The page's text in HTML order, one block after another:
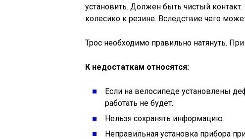
установить. Должен быть чистый
колесико к резине. Вследствие чего
Трос необходимо правильно натянуть.
К недостаткам относятся:
Если на велосипеде установлены
работать не будет.
Нельзя сохранять информацию.
Неправильная установка прибора